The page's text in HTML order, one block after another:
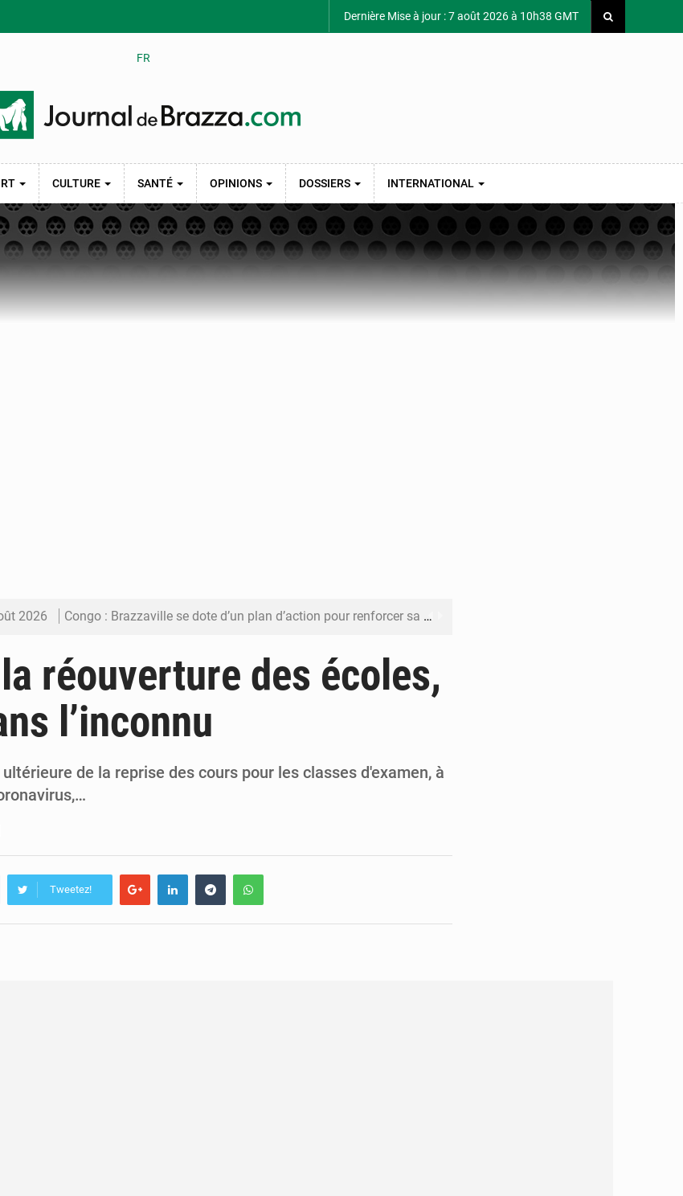
Dernière Mise à jour : 7 août 2026 à 10h38 GMT
FR
CULTURE SANTÉ OPINIONS DOSSIERS INTERNATIONAL
2026 Congo : Brazzaville se dote d’un plan d’action pour renforcer sa résilience climatique
2026 Congo-RDC : Brazzaville et Kinshasa renforcent leur coopération en faveur de la jeunesse
2026 Le Congo se dote d’un programme national pour valoriser les produits forestiers non ligneux
réouverture des écoles,
l’inconnu
de la reprise des cours pour les classes d'examen, à
Tweetez!